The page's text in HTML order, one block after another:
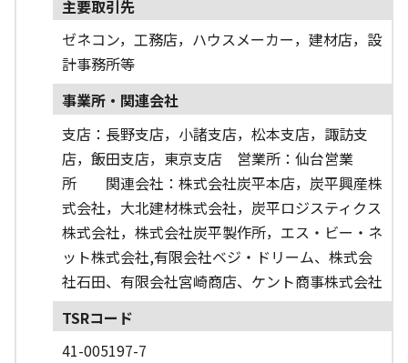
主要取引先
ゼネコン，工務店，ハウスメーカー，建材店，設
計事務所等
事業所・関連会社
支店：長野支店，小諸支店，松本支店，諏訪支
店，飯田支店，東京支店 営業所：仙台営業
所 関連会社：株式会社炭平本店，炭平興産株
式会社，大北建材株式会社，炭平ロジスティクス
株式会社，株式会社炭平製作所，エス・ビー・ネ
ット株式会社,有限会社ベジ・ドリーム、株式会
社石田、有限会社宮崎商店、ケント商事株式会社
TSRコード
41-005197-7